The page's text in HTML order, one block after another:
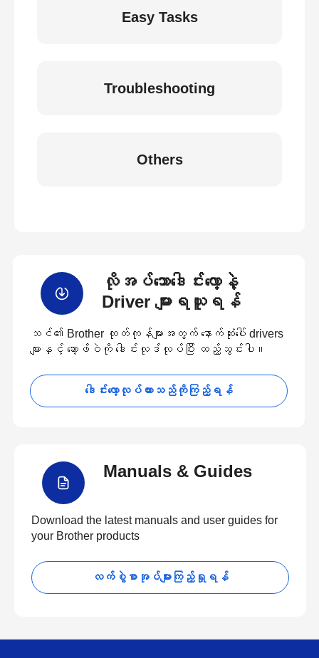
Easy Tasks
Troubleshooting
Others
လိုအပ်သောဒေါင်းလော့နဲ့
Driver များရယူရန်
သင်၏ Brother ထုတ်ကုန်များအတွက် နောက်ဆုံးပေါ် drivers
များနှင့် ဆော့ဖ်ဝဲကို ဒေါင်းလုဒ်လုပ်ပြီး ထည့်သွင်းပါ။
ဒေါင်းလော့လုပ်ထားသည်ကိုကြည့်ရန်
Manuals & Guides
Download the latest manuals and user guides for
your Brother products
လက်စွဲစာအုပ်များကြည့်ရှုရန်